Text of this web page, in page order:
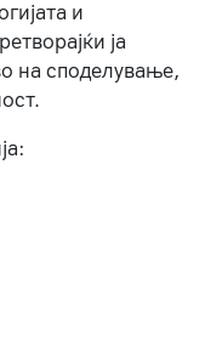
и
ја
на споделување,